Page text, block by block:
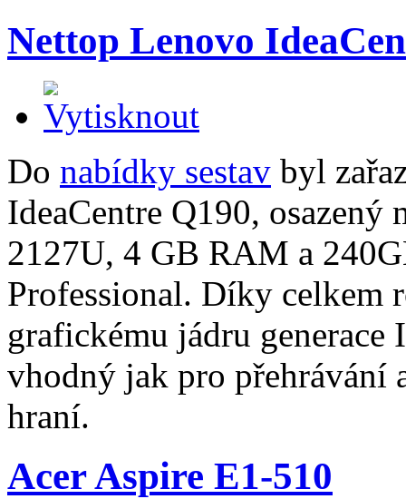
Nettop Lenovo
Do nabídky sestav byl
IdeaCentre Q190, osazený
2127U, 4 GB RAM a
Professional. Díky celkem
grafickému jádru generace
vhodný jak pro přehrávání
hraní.
Acer Aspire E1-510